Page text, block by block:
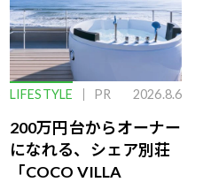
LIFESTYLE PR 2026.8.6
200万円台からオーナー
になれる、シェア別荘
「COCO VILLA